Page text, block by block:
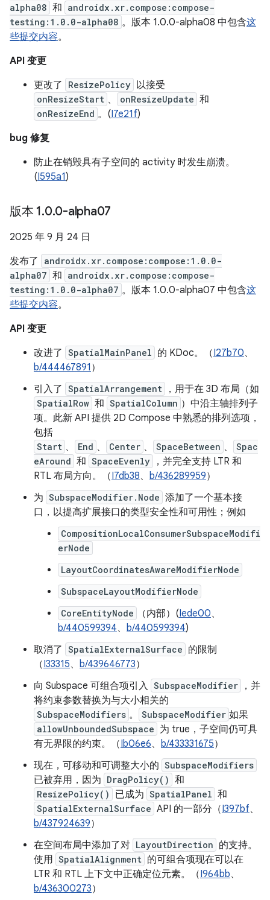
alpha08 和 androidx.xr.compose:compose-
testing:1.0.0-alpha08 。版本 1.0.0-alpha08 中包含这
些提交内容。
API 变更
更改了
ResizePolicy 以接受
onResizeStart 、 onResizeUpdate 和
onResizeEnd 。(I7e21f)
bug 修复
防止在销毁具有子空间的 activity 时发生崩溃。
(I595a1)
版本 1.0.0-alpha07
2025 年 9 月 24 日
发布了
androidx.xr.compose:compose:1.0.0-
alpha07 和 androidx.xr.compose:compose-
testing:1.0.0-alpha07 。版本 1.0.0-alpha07 中包含这
些提交内容。
API 变更
改进了 SpatialMainPanel 的 KDoc。（I27b70、
b/444467891 ）
引入了 SpatialArrangement ，用于在 3D 布局（如
SpatialRow 和 SpatialColumn ）中沿主轴排列子
项。此新 API 提供 2D Compose 中熟悉的排列选项，
包括
Start 、 End 、 Center 、 SpaceBetween 、
Spac
eAround 和 SpaceEvenly
，并完全支持 LTR 和
RTL 布局方向。（I7db38、 b/436289959）
为 SubspaceModifier.Node 添加了一个基本接
口，以提高扩展接口的类型安全性和可用性；例如
CompositionLocalConsumerSubspaceModifi
erNode
LayoutCoordinatesAwareModifierNode
SubspaceLayoutModifierNode
CoreEntityNode
（内部）(Iede00、
b/440599394、 b/440599394)
取消了 SpatialExternalSurface 的限制
（I33315、 b/439646773）
向 Subspace 可组合项引入 SubspaceModifier
，并
将约束参数替换为与大小相关的
SubspaceModifiers 。 SubspaceModifier 如果
allowUnboundedSubspace 为 true，子空间仍可具
有无界限的约束。（Ib06e6、 b/433331675）
现在，可移动和可调整大小的 SubspaceModifiers
已被弃用，因为 DragPolicy() 和
ResizePolicy() 已成为 SpatialPanel 和
SpatialExternalSurface API 的一部分（I397bf、
b/437924639）
在空间布局中添加了对 LayoutDirection 的支持。
使用 SpatialAlignment 的可组合项现在可以在
LTR 和 RTL 上下文中正确定位元素。（I964bb、
b/436300273）